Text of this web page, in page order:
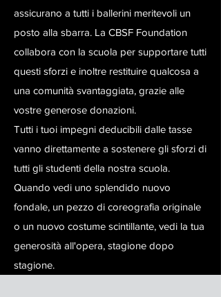
assicurano a tutti i ballerini meritevoli un
posto alla sbarra. La CBSF Foundation
collabora con la scuola per supportare tutti
questi sforzi e inoltre restituire qualcosa a
una comunità svantaggiata, grazie alle
vostre generose donazioni.
Tutti i tuoi impegni deducibili dalle tasse
vanno direttamente a sostenere gli sforzi di
tutti gli studenti della nostra scuola.
Quando vedi uno splendido nuovo
fondale, un pezzo di coreografia originale
o un nuovo costume scintillante, vedi la tua
generosità all'opera, stagione dopo
stagione.